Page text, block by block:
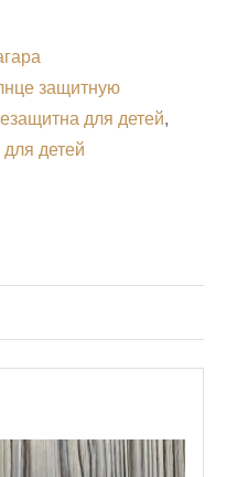
защитную
для детей,
детей